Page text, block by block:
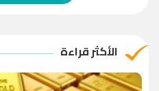
الريال القطري
الدينار الأردني
الأكثر قراءة